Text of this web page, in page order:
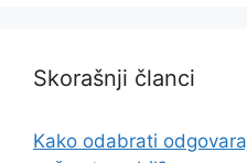
Skorašnji članci
Kako odabrati